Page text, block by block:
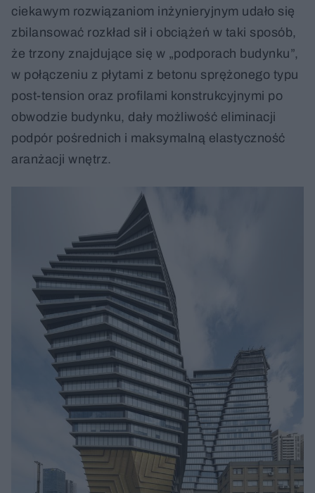
ciekawym rozwiązaniom inżynieryjnym udało się
zbilansować rozkład sił i obciążeń w taki sposób,
że trzony znajdujące się w „podporach budynku”,
w połączeniu z płytami z betonu sprężonego typu
post-tension oraz profilami konstrukcyjnymi po
obwodzie budynku, dały możliwość eliminacji
podpór pośrednich i maksymalną elastyczność
aranżacji wnętrz.